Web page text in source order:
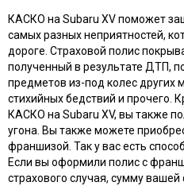
КАСКО на Subaru XV поможет
самых разных неприятностей,
дороге. Страховой полис
полученный в результате ДТП,
предметов из-под колес других
стихийных бедствий и прочего.
КАСКО на Subaru XV, вы также
угона. Вы также можете
франшизой. Так у вас есть
Если вы оформили полис с
страхового случая, сумму